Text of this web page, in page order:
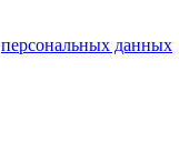
персональных данных